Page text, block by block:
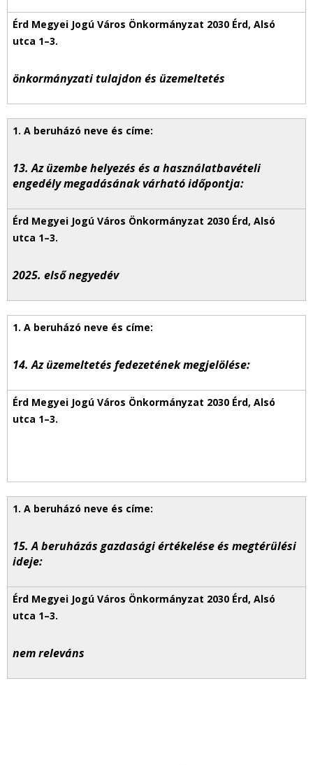
önkormányzati tulajdon és üzemeltetés
13. Az üzembe helyezés és a használatbavételi
engedély megadásának várható időpontja:
2025. első negyedév
14. Az üzemeltetés fedezetének megjelölése:
15. A beruházás gazdasági értékelése és megtérülési
ideje:
nem releváns